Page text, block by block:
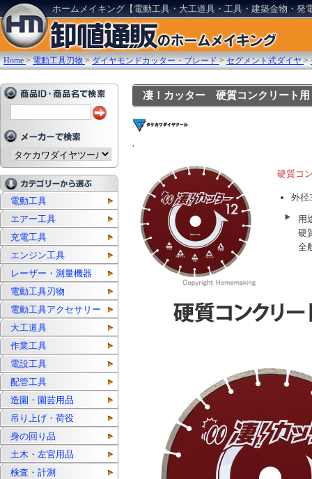
ホームメイキング【電動工具・大工道具・工具・建築金物・発
Home >電動工具刃物 >ダイヤモンドカッター・ブレード >セグメント式ダイヤ >
電動工具
エアー工具
充電工具
エンジン工具
レーザー・測量機器
電動工具刃物
電動工具アクセサリー
大工道具
作業工具
電設工具
配管工具
造園・園芸用品
吊り上げ・荷役
身の回り品
土木・左官用品
検査・計測
凄！カッター 硬質コンクリート
'
硬質コ
外径
用
硬
全